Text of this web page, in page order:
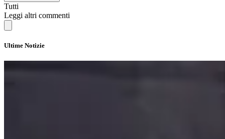
Tutti
Leggi altri commenti
Ultime Notizie